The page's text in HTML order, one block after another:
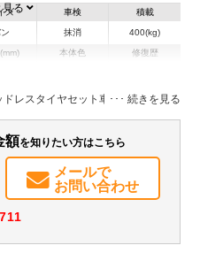
ズ 車検
抹消
積載
400(kg)
本体色 修復歴
エアバッグ
見る
スタイヤセット車内積み込み
額を知りたい方はこちら
メールで
お問い合わせ